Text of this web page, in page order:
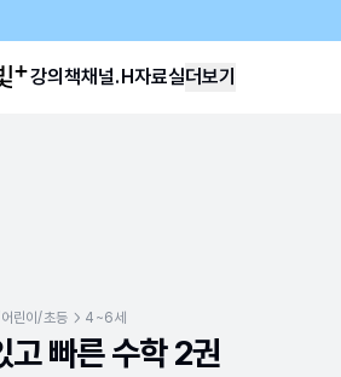
강의책채널.H자료실더보기
린이/초등 4~6세
고 빠른 수학 2권